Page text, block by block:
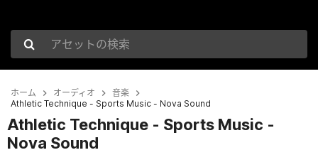
アセットの検索
ホーム オーディオ
音楽
Athletic Technique - Sports Music - Nova Sound
Athletic Technique - Sports Music -
Nova Sound